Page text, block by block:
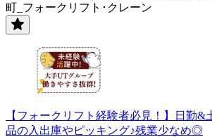
町_フォークリフト･クレーン
【フォークリフト経験者必見！】日勤
品の入出庫やピッキング♪残業少なめ◎